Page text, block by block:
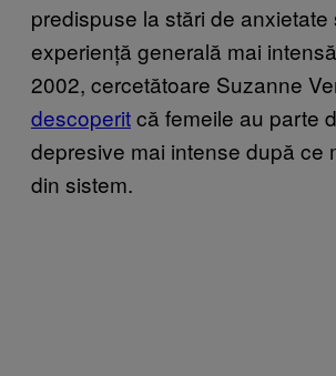
predispuse la stări de anxietate
experiență generală mai
2002, cercetătoare Suzanne
descoperitcă femeile au parte
depresive mai intense după ce
din sistem.